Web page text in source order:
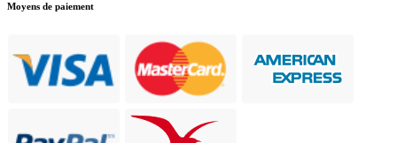
Moyens de paiement